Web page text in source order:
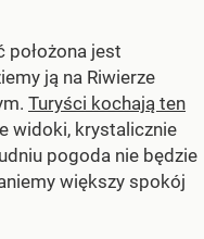
jest
ją na Riwierze
Turyści kochają ten
widoki, krystalicznie
pogoda nie będzie
większy spokój